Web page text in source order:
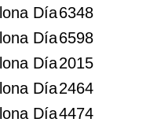
Día6348
Día6598
Día2015
Día2464
Día4474